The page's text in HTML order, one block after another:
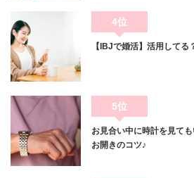
4位
【IBJで婚活】活用してる
5位
お見合い中に時計を見て
お開きのコツ♪